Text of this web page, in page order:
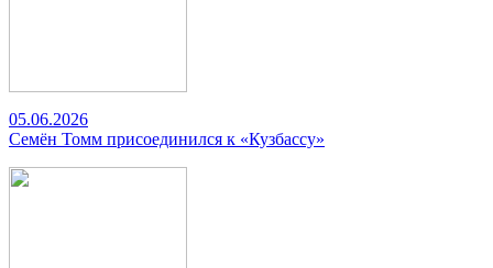
05.06.2026
Семён Томм присоединился к «Кузбассу»